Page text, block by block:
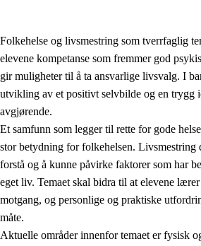
2. Prinsipper for læring, utvikling
2.1 Sosial læring og utvikling
2.2 Kompetanse i fagene
Folkehelse og livsmestring som tverrfaglig
elevene kompetanse som fremmer god
gir muligheter til å ta ansvarlige livsvalg. I
utvikling av et positivt selvbilde og en trygg
avgjørende.
Et samfunn som legger til rette for gode
stor betydning for folkehelsen. Livsmestring
forstå og å kunne påvirke faktorer som har
eget liv. Temaet skal bidra til at elevene
motgang, og personlige og praktiske
måte.
Aktuelle områder innenfor temaet er fysisk